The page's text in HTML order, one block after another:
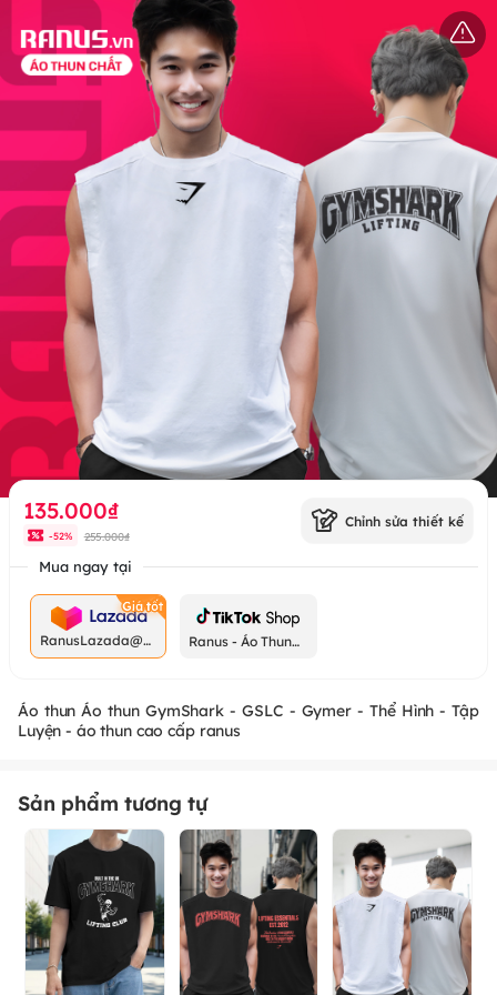
135.000₫
-52% 255.000₫
Chỉnh sửa thiết kế
Mua ngay tại
RanusLazada@g
mail.com
Ranus - Áo Thun
Áo thun Áo thun GymShark - GSLC - Gymer - Thể Hình - Tập
Luyện - áo thun cao cấp ranus
Sản phẩm tương tự